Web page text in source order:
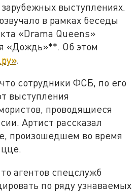
выступлениях.
в рамках беседы
«Drama Queens»
«Дождь»**. Об этом
.
сотрудники ФСБ, по его
выступления
проводящиеся
Артист рассказал
произошедшем во время
агентов спецслужб
по ряду узнаваемых